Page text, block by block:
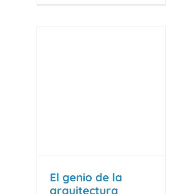
El genio de la
arquitectura